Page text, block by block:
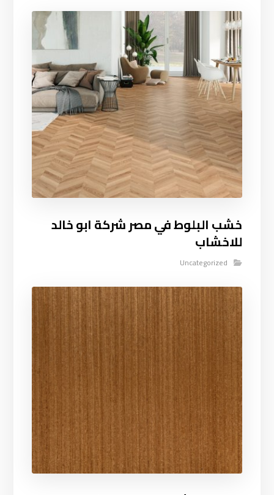
خشب البلوط في مصر شركة ابو خالد
للاخشاب
Uncategorized